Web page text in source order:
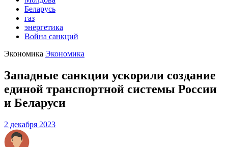
Беларусь
газ
энергетика
Война санкций
Экономика Экономика
Западные санкции ускорили создание
единой транспортной системы России
и Беларуси
2 декабря 2023